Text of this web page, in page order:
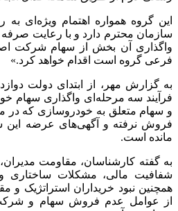
این گروه همواره اهتمام ویژه‌ای
سازمان محترم دارد و با رعایت
واگذاری آن بخش از سهام شرکت
فرعی گروه است اقدام خواهد کرد.»
به گزارش مهر، از ابتدای دولت
فرآیند سه مرحله‌ای واگذاری سهام
و سهام متعلق به خودروسازی که در
فروش نرفته و آگهی‌های عرضه این
مانده است.
به گفته کارشناسان، مقاومت
شفافیت مالی، مشکلات ساختاری
همچنین نبود خریداران استراتژیک و
از عوامل عدم فروش سهام و